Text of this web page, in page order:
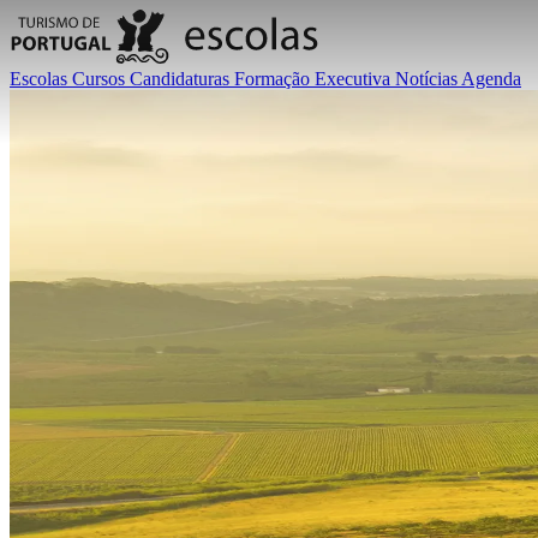
Escolas Cursos Candidaturas Formação Executiva Notícias Agenda